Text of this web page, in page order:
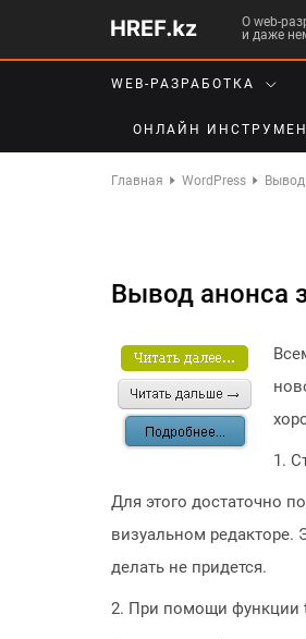
О web-
и даже
WEB-РАЗРАБОТКА
ОНЛАЙН
Главная WordPress
Вывод анонса
1.
Для этого достаточно
визуальном редакторе.
делать не придется.
2. При помощи функции